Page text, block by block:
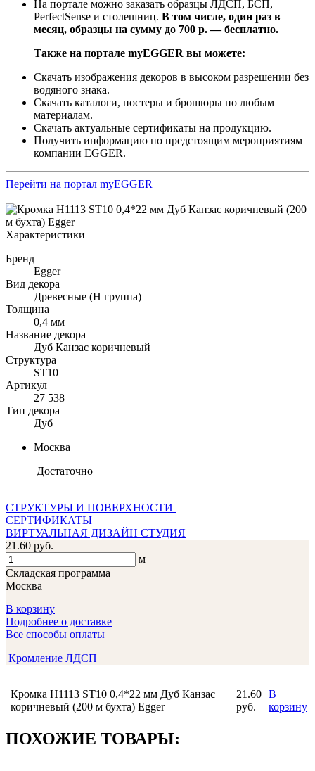
На портале можно заказать образцы ЛДСП, БСП,
PerfectSense и столешниц. В том числе, один раз в
месяц, образцы на сумму до 700 р. — бесплатно.
Также на портале myEGGER вы можете:
Скачать изображения декоров в высоком разрешении без
водяного знака.
Скачать каталоги, постеры и брошюры по любым
материалам.
Скачать актуальные сертификаты на продукцию.
Получить информацию по предстоящим мероприятиям
компании EGGER.
Перейти на портал myEGGER
Характеристики
Бренд
Egger
Вид декора
Древесные (Н группа)
Толщина
0,4 мм
Название декора
Дуб Канзас коричневый
Структура
ST10
Артикул
27 538
Тип декора
Дуб
Москва
Достаточно
СТРУКТУРЫ И ПОВЕРХНОСТИ
СЕРТИФИКАТЫ
ВИРТУАЛЬНАЯ ДИЗАЙН СТУДИЯ
21.60 руб.
м
Складская программа
Москва
В корзину
Подробнее о доставке
Все способы оплаты
Кромление ЛДСП
Кромка H1113 ST10 0,4*22 мм Дуб Канзас
коричневый (200 м бухта) Egger
21.60
руб.
В
корзину
ПОХОЖИЕ ТОВАРЫ: